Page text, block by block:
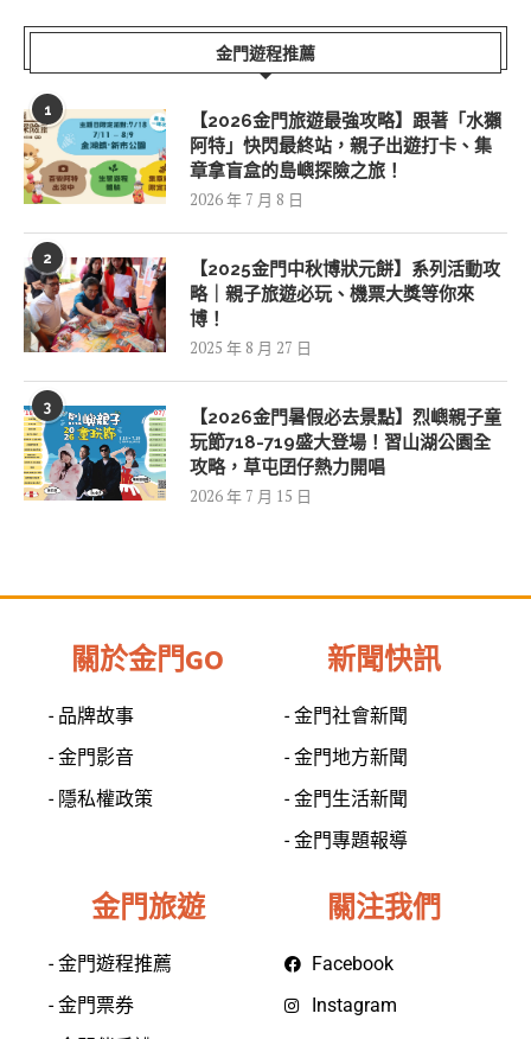
金門遊程推薦
1
【2026金門旅遊最強攻略】跟著「水獺
阿特」快閃最終站，親子出遊打卡、集
章拿盲盒的島嶼探險之旅！
2026 年 7 月 8 日
2
【2025金門中秋博狀元餅】系列活動攻
略｜親子旅遊必玩、機票大獎等你來
博！
2025 年 8 月 27 日
3
【2026金門暑假必去景點】烈嶼親子童
玩節718-719盛大登場！習山湖公園全
攻略，草屯囝仔熱力開唱
2026 年 7 月 15 日
關於金門GO
- 品牌故事
- 金門影音
- 隱私權政策
新聞快訊
- 金門社會新聞
- 金門地方新聞
- 金門生活新聞
- 金門專題報導
金門旅遊
- 金門遊程推薦
- 金門票券
關注我們
Facebook
Instagram